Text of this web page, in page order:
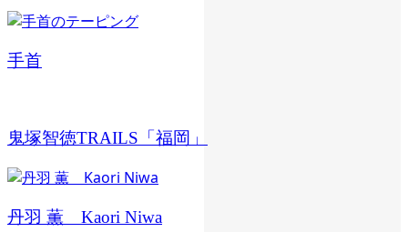
手首
鬼塚智徳TRAILS「福岡」
丹羽 薫 Kaori Niwa